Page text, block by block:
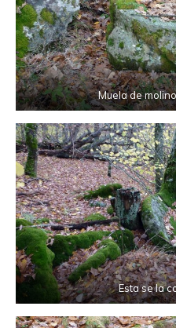
Muela de
Esta se la